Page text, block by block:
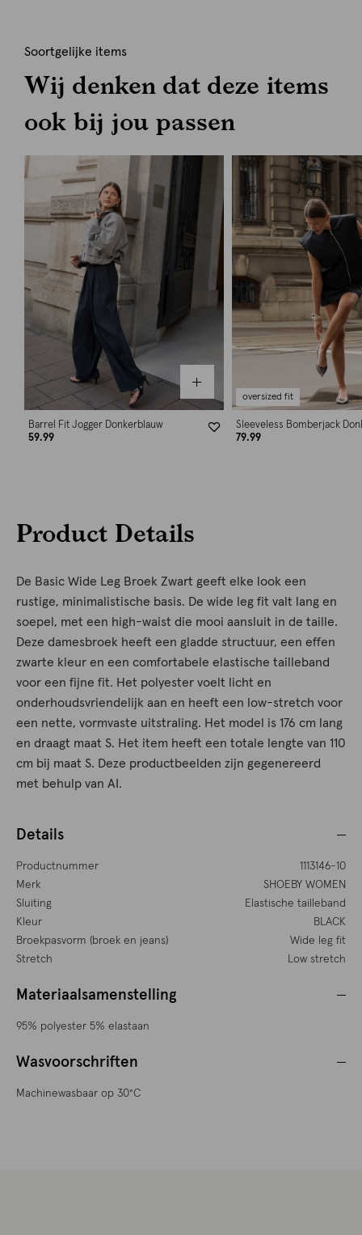
Soortgelijke items
Wij denken dat deze items
ook bij jou passen
Barrel Fit Jogger Donkerblauw
59.99
oversized fit
Sleeveless Bomberjack
79.99
Product Details
De Basic Wide Leg Broek Zwart geeft elke look een
rustige, minimalistische basis. De wide leg fit valt lang en
soepel, met een high-waist die mooi aansluit in de taille.
Deze damesbroek heeft een gladde structuur, een effen
zwarte kleur en een comfortabele elastische tailleband
voor een fijne fit. Het polyester voelt licht en
onderhoudsvriendelijk aan en heeft een low-stretch voor
een nette, vormvaste uitstraling. Het model is 176 cm lang
en draagt maat S. Het item heeft een totale lengte van 110
cm bij maat S. Deze productbeelden zijn gegenereerd
met behulp van AI.
Details
Productnummer
1113146-10
Merk
SHOEBY WOMEN
Sluiting
Elastische tailleband
Kleur
BLACK
Broekpasvorm (broek en jeans)
Wide leg fit
Stretch
Low stretch
Materiaalsamenstelling
95% polyester 5% elastaan
Wasvoorschriften
Machinewasbaar op 30°C